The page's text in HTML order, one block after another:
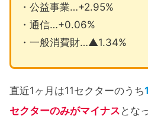
・公益事業…+2.95%
・通信…+0.06%
・一般消費財…▲1.34%
直近1ヶ月は11セクターのうち
セクターのみがマイナス とな